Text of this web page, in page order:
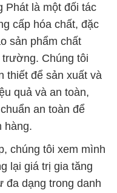
Phát là một đối tác
cấp hóa chất, đặc
sản phẩm chất
Chúng tôi
thiết để sản xuất và
quả và an toàn,
an toàn để
hàng.
chúng tôi xem mình
lại giá trị gia tăng
đa dạng trong danh